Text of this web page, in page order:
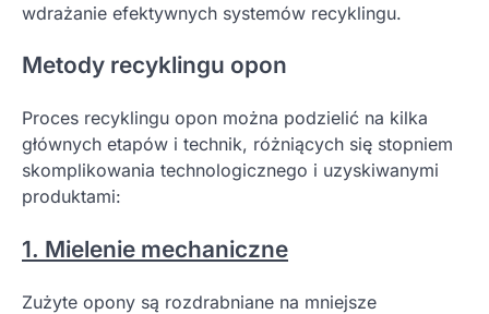
wdrażanie efektywnych systemów recyklingu.
Metody recyklingu opon
Proces recyklingu opon można podzielić na kilka
głównych etapów i technik, różniących się stopniem
skomplikowania technologicznego i uzyskiwanymi
produktami:
1. Mielenie mechaniczne
Zużyte opony są rozdrabniane na mniejsze